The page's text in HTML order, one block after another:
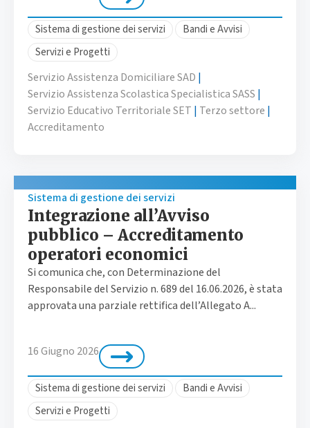
Sistema di gestione dei servizi
Bandi e Avvisi
Servizi e Progetti
Servizio Assistenza Domiciliare SAD |
Servizio Assistenza Scolastica Specialistica SASS |
Servizio Educativo Territoriale SET | Terzo settore |
Accreditamento
Sistema di gestione dei servizi
Integrazione all’Avviso
pubblico – Accreditamento
operatori economici
Si comunica che, con Determinazione del
Responsabile del Servizio n. 689 del 16.06.2026, è stata
approvata una parziale rettifica dell’Allegato A...
16 Giugno 2026
Sistema di gestione dei servizi
Bandi e Avvisi
Servizi e Progetti